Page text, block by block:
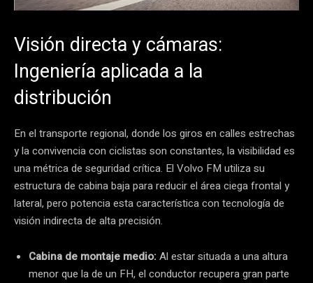
Visión directa y cámaras:
Ingeniería aplicada a la
distribución
En el transporte regional, donde los giros en calles estrechas
y la convivencia con ciclistas son constantes, la visibilidad es
una métrica de seguridad crítica. El Volvo FM utiliza su
estructura de cabina baja para reducir el área ciega frontal y
lateral, pero potencia esta característica con tecnología de
visión indirecta de alta precisión.
Cabina de montaje medio:Al estar situada a una altura
menor que la de un FH, el conductor recupera gran parte